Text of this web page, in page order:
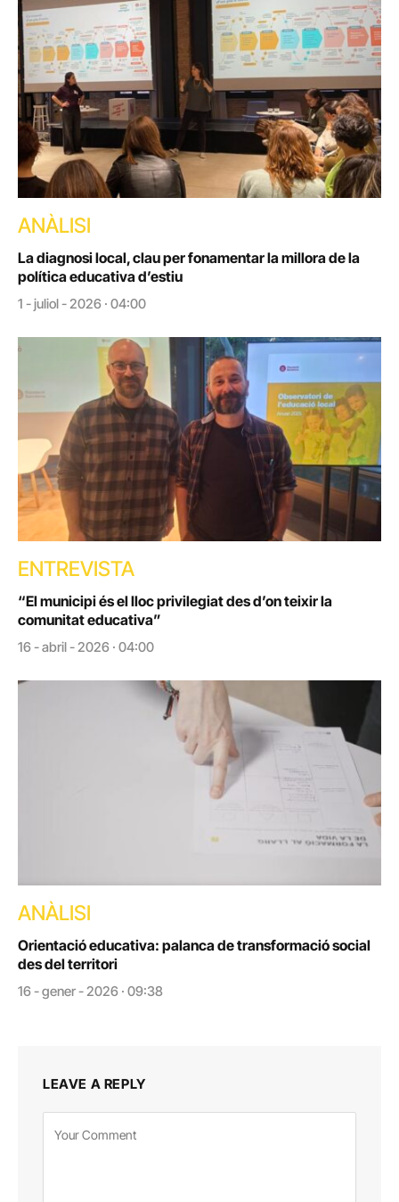
ANÀLISI
La diagnosi local, clau per fonamentar la millora de la
política educativa d’estiu
1 - juliol - 2026 · 04:00
ENTREVISTA
“El municipi és el lloc privilegiat des d’on teixir la
comunitat educativa”
16 - abril - 2026 · 04:00
ANÀLISI
Orientació educativa: palanca de transformació social
des del territori
16 - gener - 2026 · 09:38
LEAVE A REPLY